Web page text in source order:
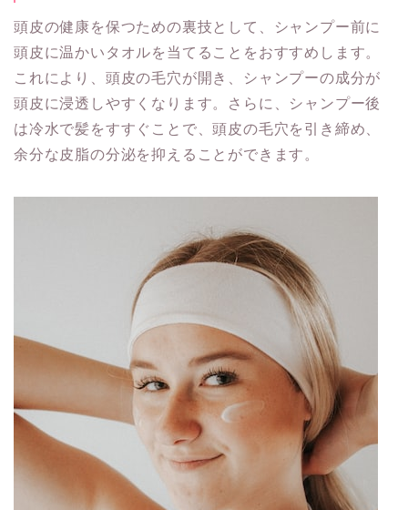
頭皮の健康を保つための裏技として、シャンプー前に
頭皮に温かいタオルを当てることをおすすめします。
これにより、頭皮の毛穴が開き、シャンプーの成分が
頭皮に浸透しやすくなります。さらに、シャンプー後
は冷水で髪をすすぐことで、頭皮の毛穴を引き締め、
余分な皮脂の分泌を抑えることができます。